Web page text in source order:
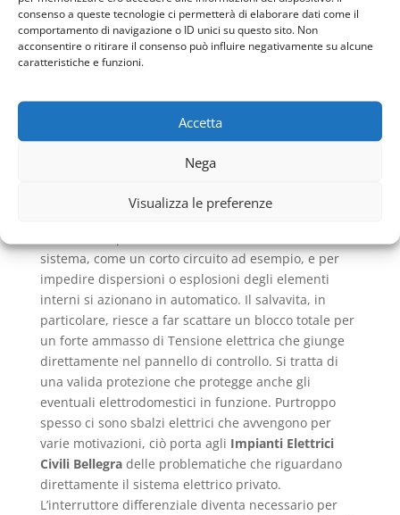
consenso a queste tecnologie ci permetterà di elaborare dati come il
comportamento di navigazione o ID unici su questo sito. Non
acconsentire o ritirare il consenso può influire negativamente su alcune
caratteristiche e funzioni.
Accetta
Nega
Visualizza le preferenze
un isolante ma un conduttore di elettricità che ha
come scopo finale quello di far defluire
correttamente e velocemente il flusso di Tensione
controllo, centralini e contatori che hanno la qualità
vengono collocati degli interruttori che possono
bloccare immediatamente l’energia elettrica. I
migliori sono i salvavita e gli interruttori differenziali.
sistema, come un corto circuito ad esempio, e per
impedire dispersioni o esplosioni degli elementi
interni si azionano in automatico. Il salvavita, in
particolare, riesce a far scattare un blocco totale per
un forte ammasso di Tensione elettrica che giunge
direttamente nel pannello di controllo. Si tratta di
una valida protezione che protegge anche gli
eventuali elettrodomestici in funzione. Purtroppo
spesso ci sono sbalzi elettrici che avvengono per
varie motivazioni, ciò porta agli Impianti Elettrici
Civili Bellegradelle problematiche che riguardano
direttamente il sistema elettrico privato.
L’interruttore differenziale diventa necessario per